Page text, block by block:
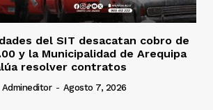
del SIT desacatan cobro de
y la Municipalidad de Arequipa
resolver contratos
Admineditor - Agosto 7, 2026